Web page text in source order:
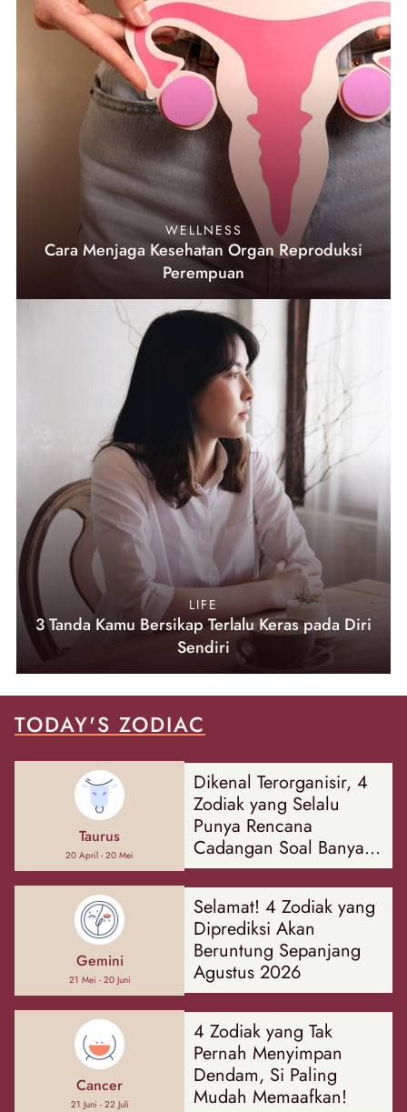
WELLNESS
Cara Menjaga Kesehatan Organ Reproduksi
Perempuan
LIFE
3 Tanda Kamu Bersikap Terlalu Keras pada Diri
Sendiri
TODAY'S ZODIAC
Taurus
20 April - 20 Mei
Dikenal Terorganisir, 4
Zodiak yang Selalu
Punya Rencana
Cadangan Soal Banyak
Hal
Gemini
21 Mei - 20 Juni
Selamat! 4 Zodiak yang
Diprediksi Akan
Beruntung Sepanjang
Agustus 2026
Cancer
21 Juni - 22 Juli
4 Zodiak yang Tak
Pernah Menyimpan
Dendam, Si Paling
Mudah Memaafkan!